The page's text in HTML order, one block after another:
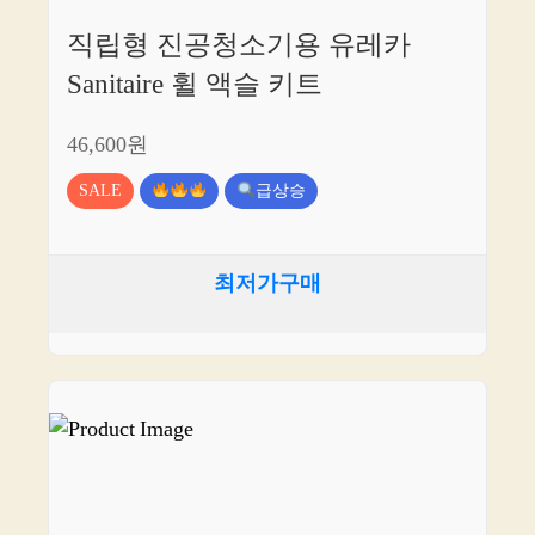
직립형 진공청소기용 유레카
Sanitaire 휠 액슬 키트
46,600원
SALE 급상승
최저가구매